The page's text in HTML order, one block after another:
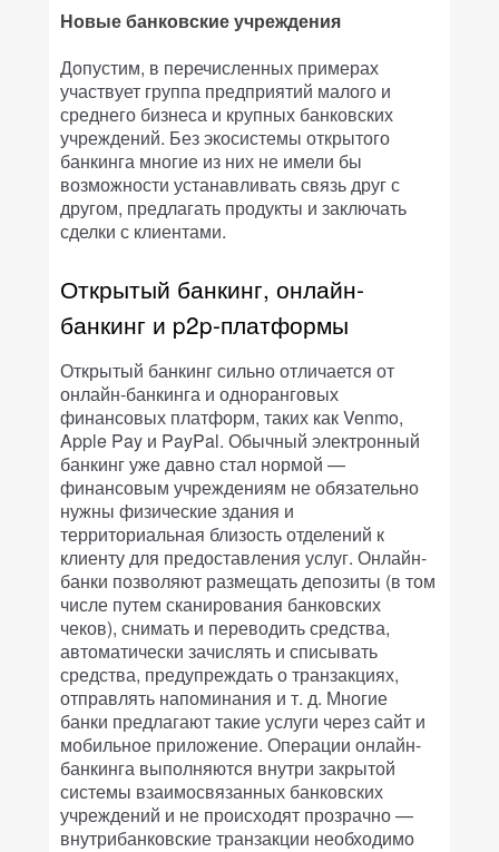
Новые банковские учреждения
Допустим, в перечисленных примерах
участвует группа предприятий малого и
среднего бизнеса и крупных банковских
учреждений. Без экосистемы открытого
банкинга многие из них не имели бы
возможности устанавливать связь друг с
другом, предлагать продукты и заключать
сделки с клиентами.
Открытый банкинг, онлайн-
банкинг и p2p-платформы
Открытый банкинг сильно отличается от
онлайн-банкинга и одноранговых
финансовых платформ, таких как Venmo,
Apple Pay и PayPal. Обычный электронный
банкинг уже давно стал нормой —
финансовым учреждениям не обязательно
нужны физические здания и
территориальная близость отделений к
клиенту для предоставления услуг. Онлайн-
банки позволяют размещать депозиты (в том
числе путем сканирования банковских
чеков), снимать и переводить средства,
автоматически зачислять и списывать
средства, предупреждать о транзакциях,
отправлять напоминания и т. д. Многие
банки предлагают такие услуги через сайт и
мобильное приложение. Операции онлайн-
банкинга выполняются внутри закрытой
системы взаимосвязанных банковских
учреждений и не происходят прозрачно —
внутрибанковские транзакции необходимо